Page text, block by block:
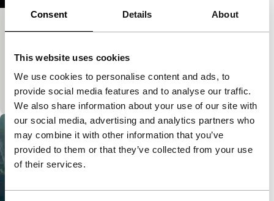
Consent Details About
This website uses cookies
We use cookies to personalise content and ads, to
provide social media features and to analyse our traffic.
We also share information about your use of our site with
our social media, advertising and analytics partners who
may combine it with other information that you’ve
provided to them or that they’ve collected from your use
of their services.
Diseases and a Hundred Year Period
Korte essayfilm over de censuur van Apichatpong
Weerasethakuls Syndromes and a Century.
Gecensureerde scènes worden hier geparafraseerd.